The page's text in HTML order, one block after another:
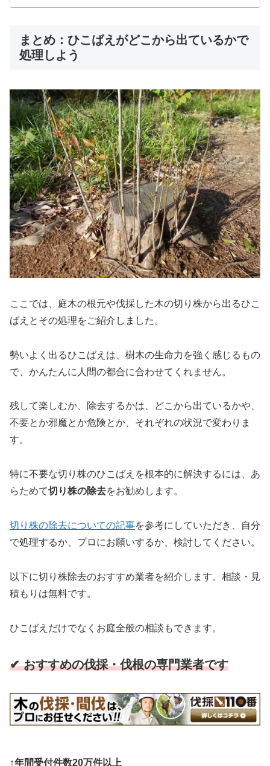
まとめ：ひこばえがどこから出ているかで
処理しよう
ここでは、庭木の根元や伐採した木の切り株から出るひこ
ばえとその処理をご紹介しました。
勢いよく出るひこばえは、樹木の生命力を強く感じるもの
で、かんたんに人間の都合に合わせてくれません。
残して楽しむか、除去するかは、どこから出ているかや、
不要とか邪魔とか危険とか、それぞれの状況で変わりま
す。
特に不要な切り株のひこばえを根本的に解決するには、あ
らためて切り株の除去をお勧めします。
切り株の除去についての記事を参考にしていただき、自分
で処理するか、プロにお願いするか、検討してください。
以下に切り株除去のおすすめ業者を紹介します。相談・見
積もりは無料です。
ひこばえだけでなくお庭全般の相談もできます。
✔ おすすめの伐採・伐根の専門業者です
↑年間受付件数20万件以上